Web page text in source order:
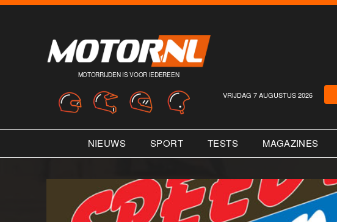
MOTORRIJDEN IS VOOR IEDEREEN
VRIJDAG 7 AUGUSTUS 2026
NIEUWS SPORT TESTS MAGAZINES